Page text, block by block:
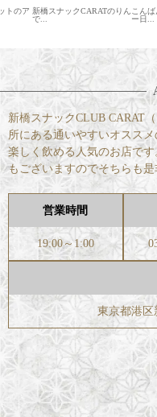
のりんこんばんは！ 昨日のラグビ 新
で...
新橋スナックCLUB CARAT
所にある通いやすいオスス
楽しく飲める人気のお店で
もございますのでそちらも
営業時間
19:00～1:00
東京都港区